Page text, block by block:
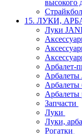
высокого
15. ЛУКИ,
Луки
Арбалет-
Арбалеты
Арбалеты
Запчасти
Луки
Луки,
Рогатки